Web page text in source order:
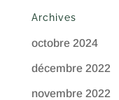
Archives
octobre 2024
décembre 2022
novembre 2022